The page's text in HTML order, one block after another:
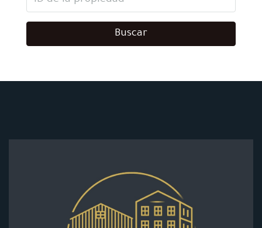
Buscar